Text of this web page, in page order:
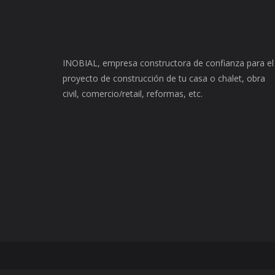
INOBIAL, empresa constructora de confianza para el
proyecto de construcción de tu casa o chalet, obra
civil, comercio/retail, reformas, etc.